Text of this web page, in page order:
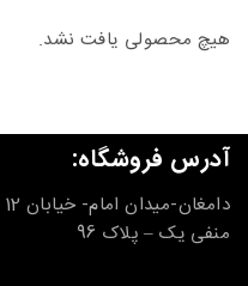
هیچ محصولی یافت نشد.
آدرس فروشگاه:
منفی یک – پلاک 96